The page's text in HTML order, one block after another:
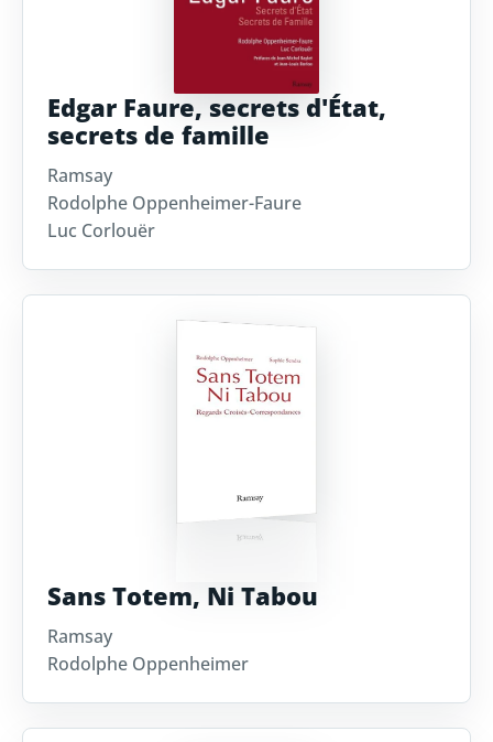
Edgar Faure, secrets d'État,
secrets de famille
Ramsay
Rodolphe Oppenheimer-Faure
Luc Corlouër
Sans Totem, Ni Tabou
Ramsay
Rodolphe Oppenheimer